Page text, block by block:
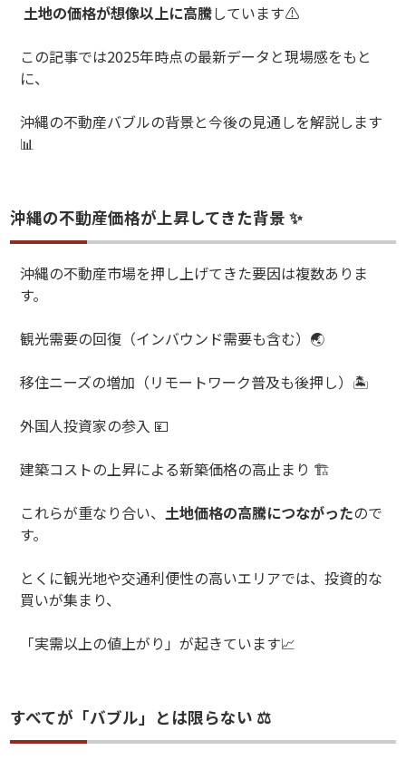
土地の価格が想像以上に高騰しています⚠️
この記事では2025年時点の最新データと現場感をもと
に、
沖縄の不動産バブルの背景と今後の見通しを解説します
📊
沖縄の不動産価格が上昇してきた背景 ✨
沖縄の不動産市場を押し上げてきた要因は複数ありま
す。
観光需要の回復（インバウンド需要も含む） 🌏
移住ニーズの増加（リモートワーク普及も後押し） 🏝️
外国人投資家の参入 💴
建築コストの上昇による新築価格の高止まり 🏗️
これらが重なり合い、土地価格の高騰につながったので
す。
とくに観光地や交通利便性の高いエリアでは、投資的な
買いが集まり、
「実需以上の値上がり」が起きています📈
すべてが「バブル」とは限らない ⚖️